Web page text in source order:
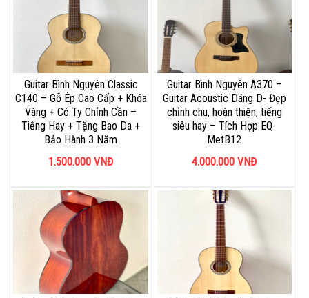
Guitar Bình Nguyên Classic
C140 – Gỗ Ép Cao Cấp + Khóa
Vàng + Có Ty Chỉnh Cần –
Tiếng Hay + Tặng Bao Da +
Bảo Hành 3 Năm
1.500.000 VNĐ
Guitar Bình Nguyên A370 –
Guitar Acoustic Dáng D- Đẹp
chỉnh chu, hoàn thiện, tiếng
siêu hay – Tích Hợp EQ-
MetB12
4.000.000 VNĐ